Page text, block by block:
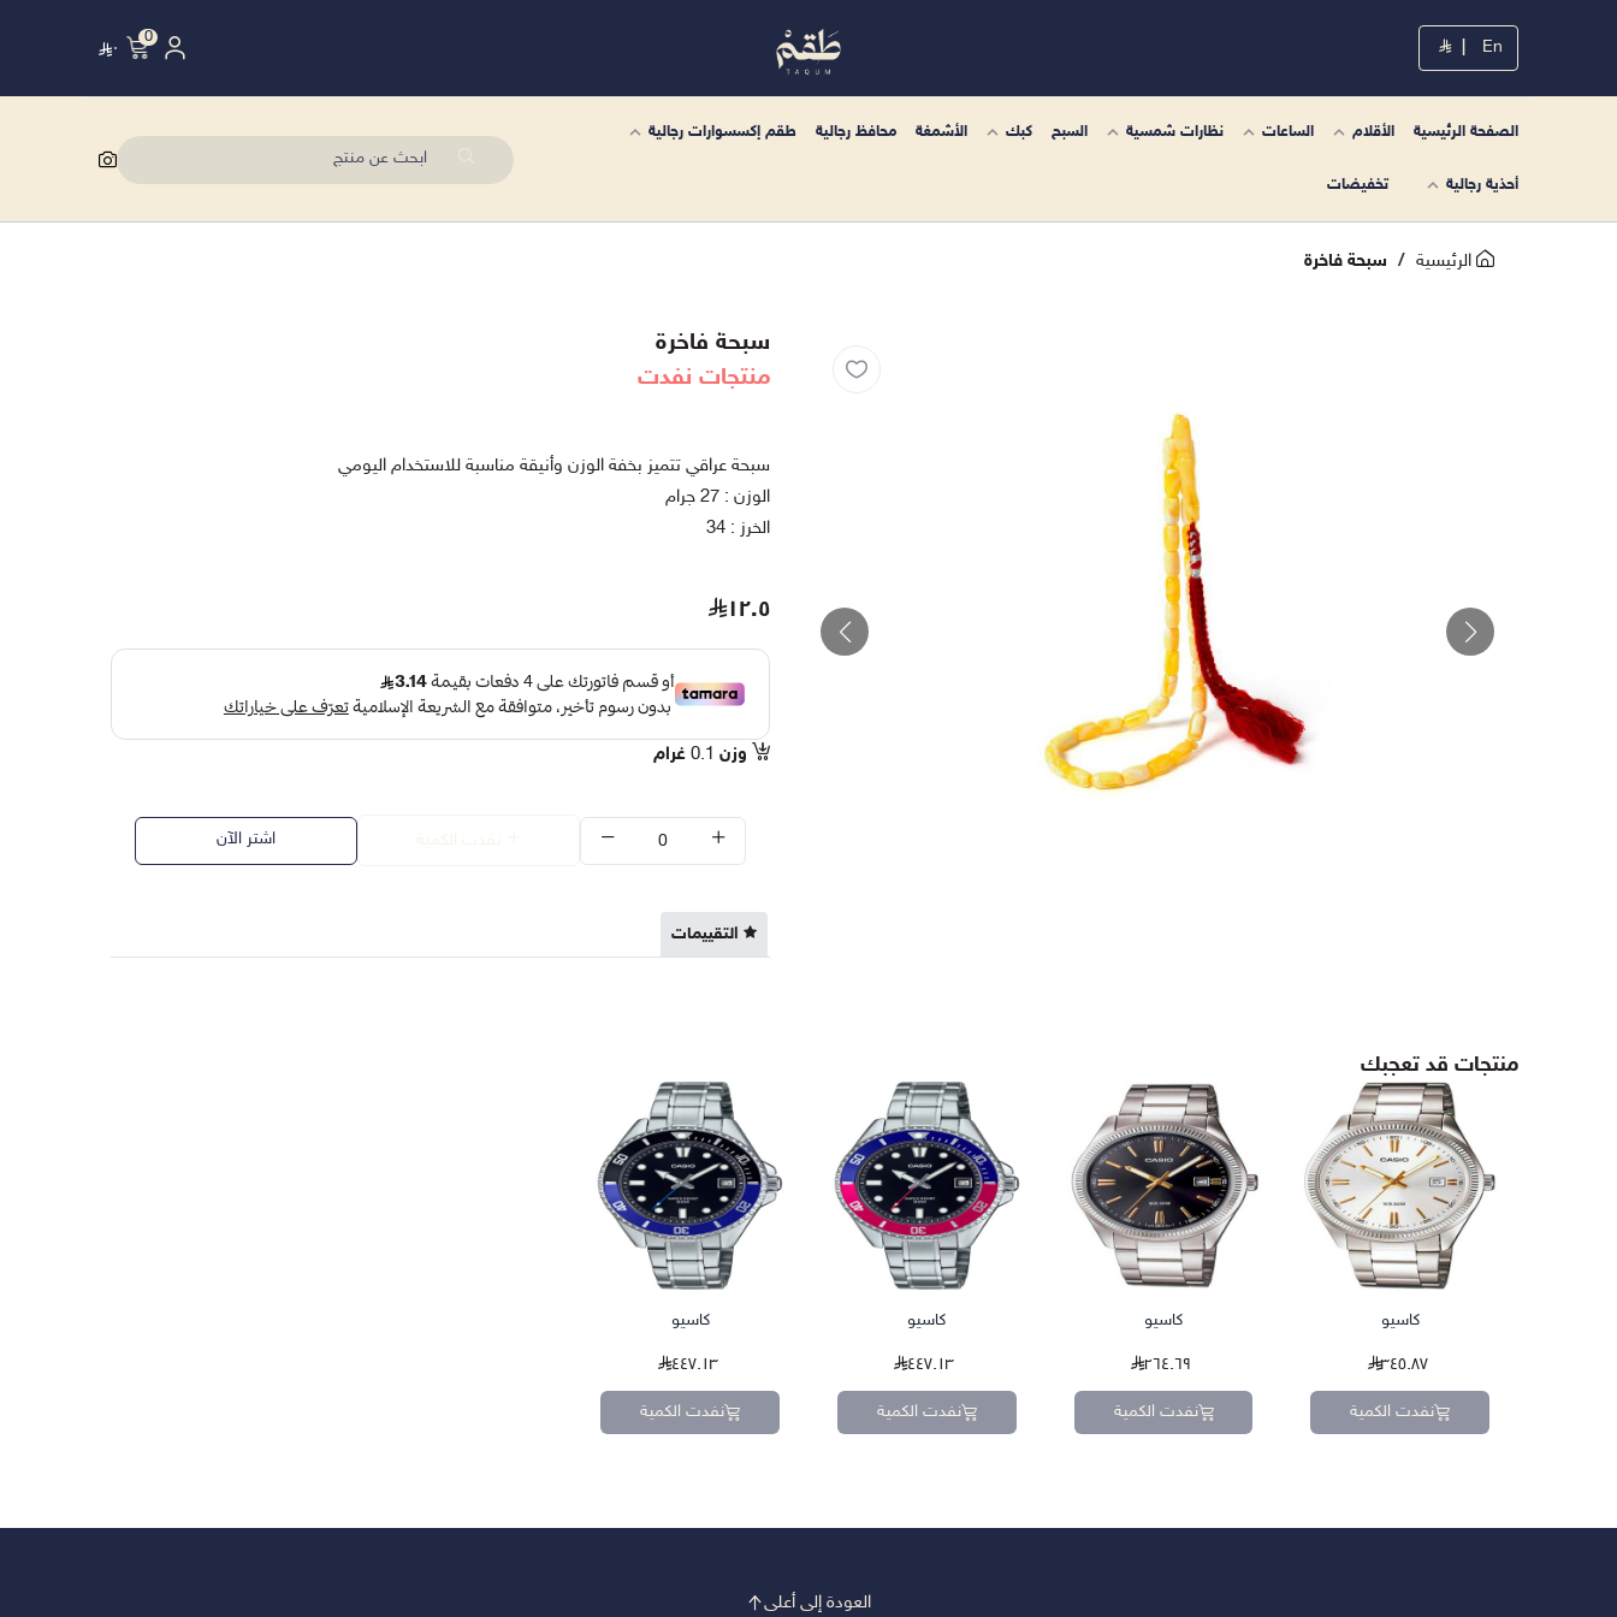
En
0 ٠
الصفحة الرئيسية الأقلام الساعات نظارات شمسية السبح كبك الأشمغة محافظ رجالية طقم إكسسوارات رجالية
أحذية رجالية تخفيضات
الرئيسية سبحة فاخرة
سبحة فاخرة
منتجات نفدت
سبحة عراقي تتميز بخفة الوزن وأنيقة مناسبة للاستخدام اليومي
الوزن : 27 جرام
الخرز : 34
١٢.٥
وزن 0.1 غرام
اشتر الآن
التقييمات
منتجات قد تعجبك
كاسيو
٣٤٥.٨٧
نفدت الكمية
كاسيو
٢٦٤.٦٩
نفدت الكمية
كاسيو
٤٤٧.١٣
نفدت الكمية
كاسيو
٤٤٧.١٣
نفدت الكمية
العودة إلى أعلى